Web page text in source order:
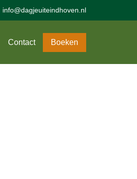
info@dagjeuiteindhoven.nl
Contact Boeken